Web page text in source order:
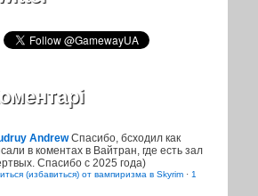
Andrew Спасибо, бсходил как
в коментах в Вайтран, где есть зал
Спасибо с 2025 года)
(избавиться) от вампиризма в Skyrim · 1